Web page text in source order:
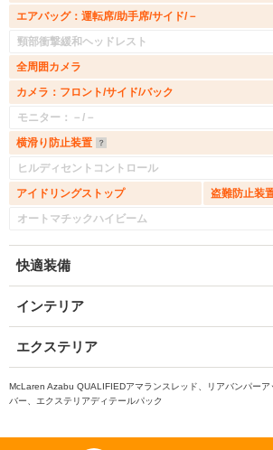
エアバッグ：運転席/助手席/サイド/－
頸部衝撃緩和ヘッドレスト
全周囲カメラ
カメラ：フロント/サイド/バック
モニター：－/－
横滑り防止装置
ヒルディセントコントロール
アイドリングストップ
盗難防止装
オートマチックハイビーム
快適装備
インテリア
エクステリア
McLaren Azabu QUALIFIEDアマランスレッド、リアバンパーア
バー、エクステリアディテールパック